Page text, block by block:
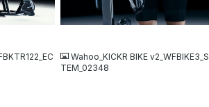
JPG
Wahoo_KICKR BIKE v2_WFBIKE3_S
TEM_02348